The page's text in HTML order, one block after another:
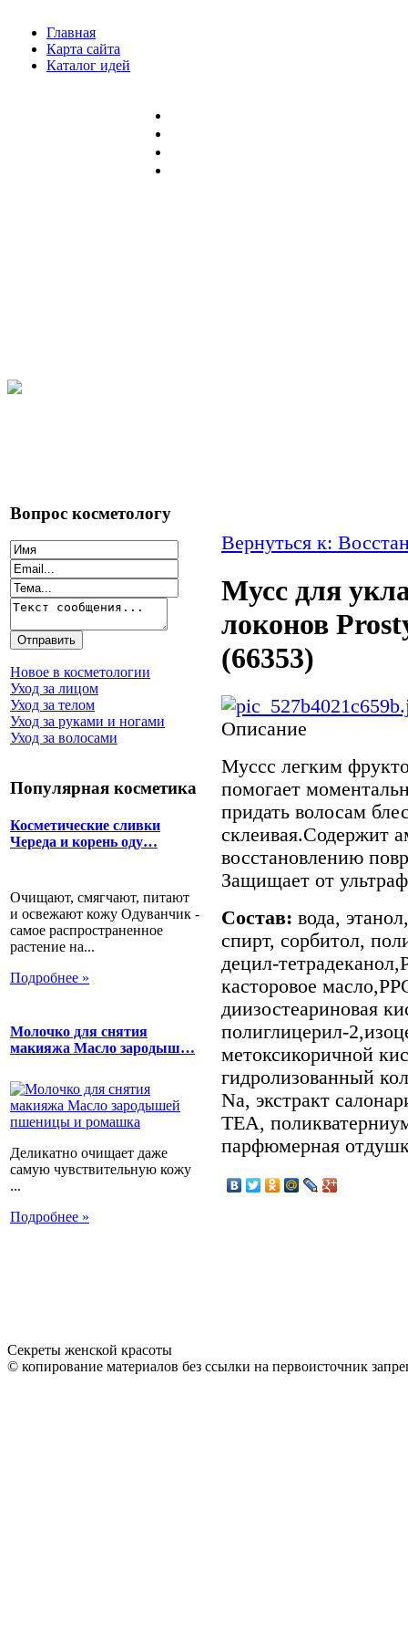
Главная
Карта сайта
Каталог идей
Вопрос косметологу
Новое в косметологии
Уход за лицом
Уход за телом
Уход за руками и ногами
Уход за волосами
Популярная косметика
Косметические сливки
Череда и корень оду…
Очищают, смягчают, питают
и освежают кожу Одуванчик -
самое распространенное
растение на...
Подробнее »
Молочко для снятия
макияжа Масло зародыш…
Деликатно очищает даже
самую чувствительную кожу
...
Подробнее »
Вернуться к:
Мусс для
локонов
(66353)
Описание
Муссс легким
помогает
придать волосам
склеивая.Содержит
восстановлению
Защищает от
Состав: вода,
спирт, сорбитол,
децил-
касторовое
диизостеариновая
полиглицерил-
метоксикоричной
гидролизованный
Na, экстракт
ТЕА,
парфюмерная
Секреты женской красоты
© копирование материалов без ссылки на первоисточник